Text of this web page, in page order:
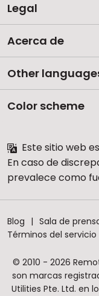
Legal
Acerca de
Other
Color scheme
Este sitio web
En caso de
prevalece como
Blog Sala de
Términos del servicio
© 2010 - 2026
son marcas
Utilities Pte. Ltd. en